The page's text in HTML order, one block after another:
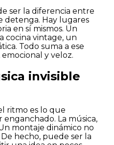
ser la diferencia entre
detenga. Hay lugares
en sí mismos. Un
cocina vintage, un
Todo suma a ese
y veloz.
invisible
ritmo es lo que
La música,
montaje dinámico no
De hecho, puede ser la